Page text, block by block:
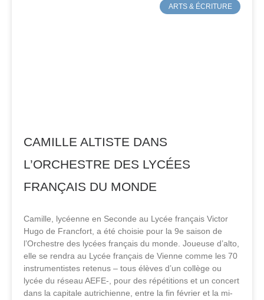
ARTS & ÉCRITURE
CAMILLE ALTISTE DANS
L’ORCHESTRE DES LYCÉES
FRANÇAIS DU MONDE
Camille, lycéenne en Seconde au Lycée français Victor
Hugo de Francfort, a été choisie pour la 9e saison de
l’Orchestre des lycées français du monde. Joueuse d’alto,
elle se rendra au Lycée français de Vienne comme les 70
instrumentistes retenus – tous élèves d’un collège ou
lycée du réseau AEFE-, pour des répétitions et un concert
dans la capitale autrichienne, entre la fin février et la mi-